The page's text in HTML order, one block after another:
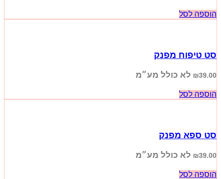
הוספה לסל
סט טיפוח מפנק
₪39.00 לא כולל מע״מ
הוספה לסל
סט ספא מפנק
₪39.00 לא כולל מע״מ
הוספה לסל